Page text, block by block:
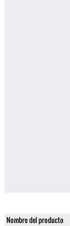
Nombre del producto